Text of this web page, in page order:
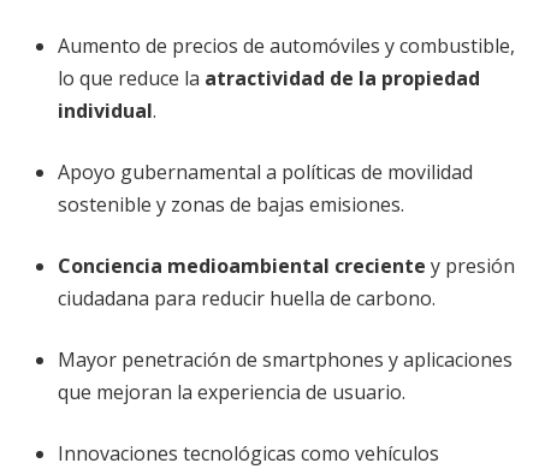
Aumento de precios de automóviles y combustible,
lo que reduce la atractividad de la propiedad
individual.
Apoyo gubernamental a políticas de movilidad
sostenible y zonas de bajas emisiones.
Conciencia medioambiental creciente y presión
ciudadana para reducir huella de carbono.
Mayor penetración de smartphones y aplicaciones
que mejoran la experiencia de usuario.
Innovaciones tecnológicas como vehículos